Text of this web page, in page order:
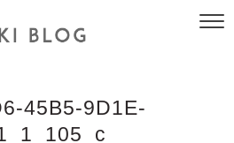
45B5-9D1E-